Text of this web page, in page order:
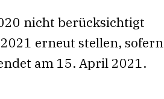
nicht berücksichtigt
erneut stellen, sofern
am 15. April 2021.